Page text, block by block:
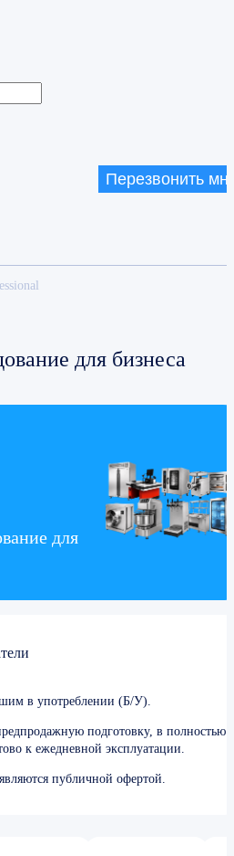
Перезвонить
для бизнеса
для
в употреблении (Б/У).
подготовку, в полностью
к ежедневной эксплуатации.
публичной офертой.